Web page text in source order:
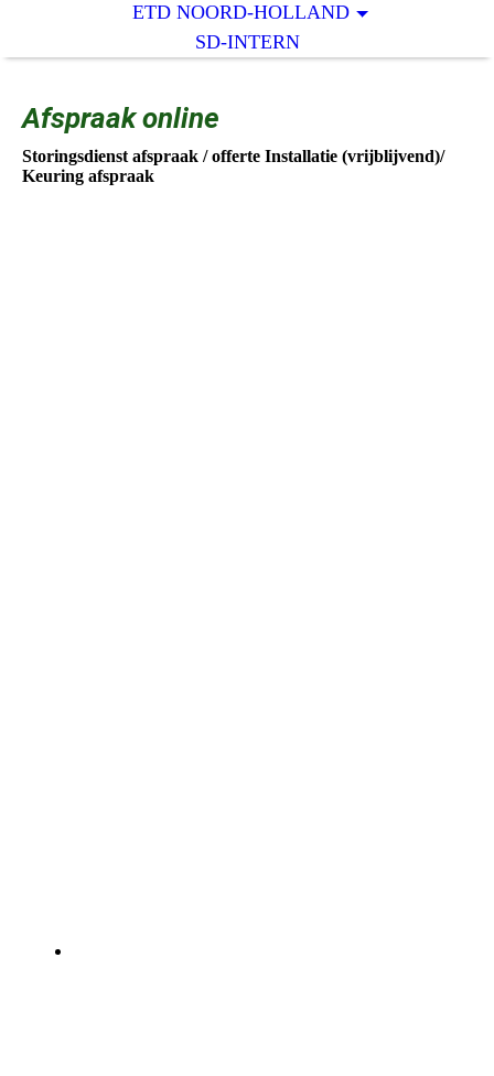
ETD NOORD-HOLLAND
SD-INTERN
Afspraak online
Storingsdienst afspraak / offerte Installatie (vrijblijvend)/
Keuring afspraak